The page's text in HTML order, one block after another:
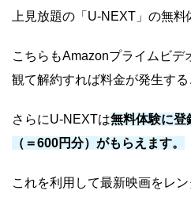
上見放題の「U-NEXT」の無料
こちらもAmazonプライムビデ
観て解約すれば料金が発生する
さらにU-NEXTは無料体験に登
（＝600円分）がもらえます。
これを利用して最新映画をレ